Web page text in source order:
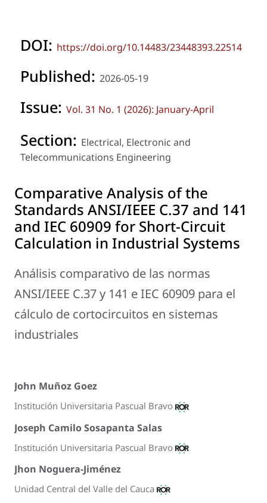
DOI: https://doi.org/10.14483/23448393.22514
Published: 2026-05-19
Issue: Vol. 31 No. 1 (2026): January-April
Section: Electrical, Electronic and
Telecommunications Engineering
Comparative Analysis of the
Standards ANSI/IEEE C.37 and 141
and IEC 60909 for Short-Circuit
Calculation in Industrial Systems
Análisis comparativo de las normas
ANSI/IEEE C.37 y 141 e IEC 60909 para el
cálculo de cortocircuitos en sistemas
industriales
John Muñoz Goez
Institución Universitaria Pascual Bravo
Joseph Camilo Sosapanta Salas
Institución Universitaria Pascual Bravo
Jhon Noguera-Jiménez
Unidad Central del Valle del Cauca